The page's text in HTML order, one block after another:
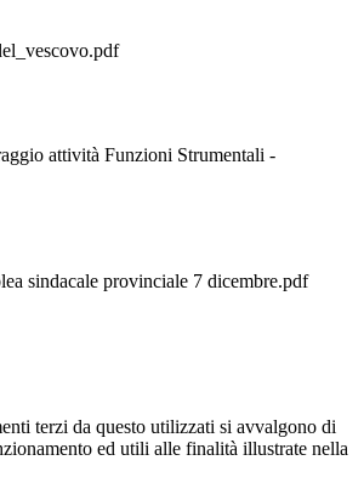
attività Funzioni Strumentali -
sindacale provinciale 7 dicembre.pdf
terzi da questo utilizzati si avvalgono di
ed utili alle finalità illustrate nella